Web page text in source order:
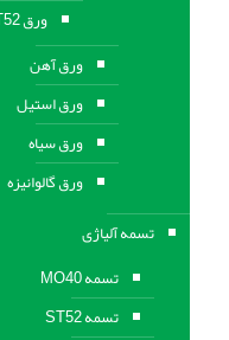
ورق ST52
ورق آهن
ورق استیل
ورق سیاه
ورق گالوانیزه
تسمه آلیاژی
تسمه MO40
تسمه ST52